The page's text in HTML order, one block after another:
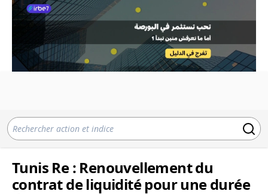
Tunis Re : Renouvellement du
contrat de liquidité pour une durée